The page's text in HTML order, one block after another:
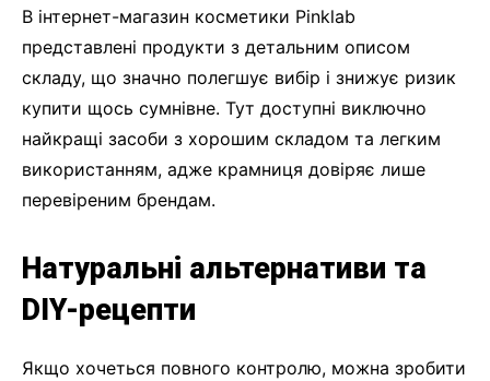
В інтернет-магазин косметики Pinklab
представлені продукти з детальним описом
складу, що значно полегшує вибір і знижує ризик
купити щось сумнівне. Тут доступні виключно
найкращі засоби з хорошим складом та легким
використанням, адже крамниця довіряє лише
перевіреним брендам.
Натуральні альтернативи та
DIY-рецепти
Якщо хочеться повного контролю, можна зробити